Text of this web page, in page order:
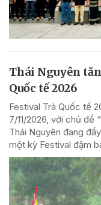
Thái Nguyên
Quốc tế 2026
Festival Trà Quốc tế
7/11/2026, với chủ đề
Thái Nguyên đang
một kỳ Festival đậm